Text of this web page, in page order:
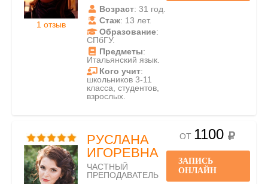
1 отзыв
Возраст: 31 год.
Стаж: 13 лет.
Образование:
СПбГУ.
Предметы:
Итальянский язык.
Кого учит:
школьников 3-11
класса, студентов,
взрослых.
РУСЛАНА
ИГОРЕВНА
ЧАСТНЫЙ
ПРЕПОДАВАТЕЛЬ
ОТ 1100
ЗАПИСЬ
ОНЛАЙН